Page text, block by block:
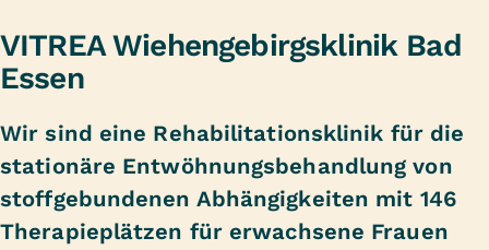
VITREA Wiehengebirgsklinik Bad
Essen
Wir sind eine Rehabilitationsklinik für die
stationäre Entwöhnungsbehandlung von
stoffgebundenen Abhängigkeiten mit 146
Therapieplätzen für erwachsene Frauen